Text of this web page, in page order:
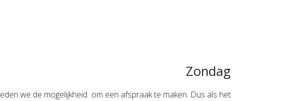
Zondag
we de mogelijkheid om een afspraak te maken. Dus als het